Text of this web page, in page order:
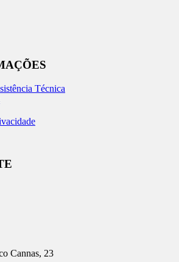
Técnica
Cannas, 23